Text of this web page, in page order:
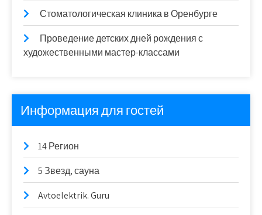
Стоматологическая клиника в Оренбурге
Проведение детских дней рождения с
художественными мастер-классами
Информация для гостей
14 Регион
5 Звезд, сауна
Avtoelektrik. Guru